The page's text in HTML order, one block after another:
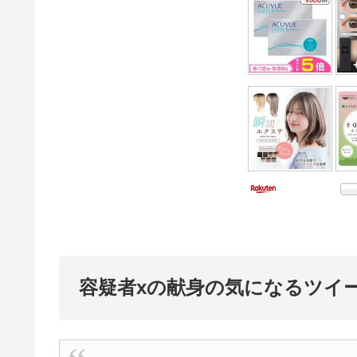
容疑者xの献身の気になるツイ